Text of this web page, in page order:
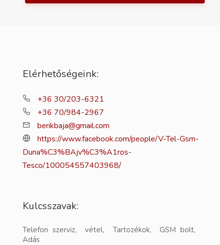
Elérhetőségeink:
+36 30/203-6321
+36 70/984-2967
berikbaja@gmail.com
https://www.facebook.com/people/V-Tel-Gsm-
Duna%C3%BAjv%C3%A1ros-
Tesco/100054557403968/
Kulcsszavak:
Telefon szerviz, vétel, Tartozékok, GSM bolt,
Adás